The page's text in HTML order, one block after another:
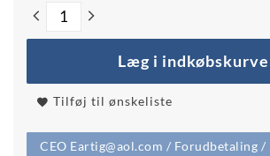
Læg i
Tilføj til ønskeliste
CEO Eartig@aol.com / Forudbetaling /